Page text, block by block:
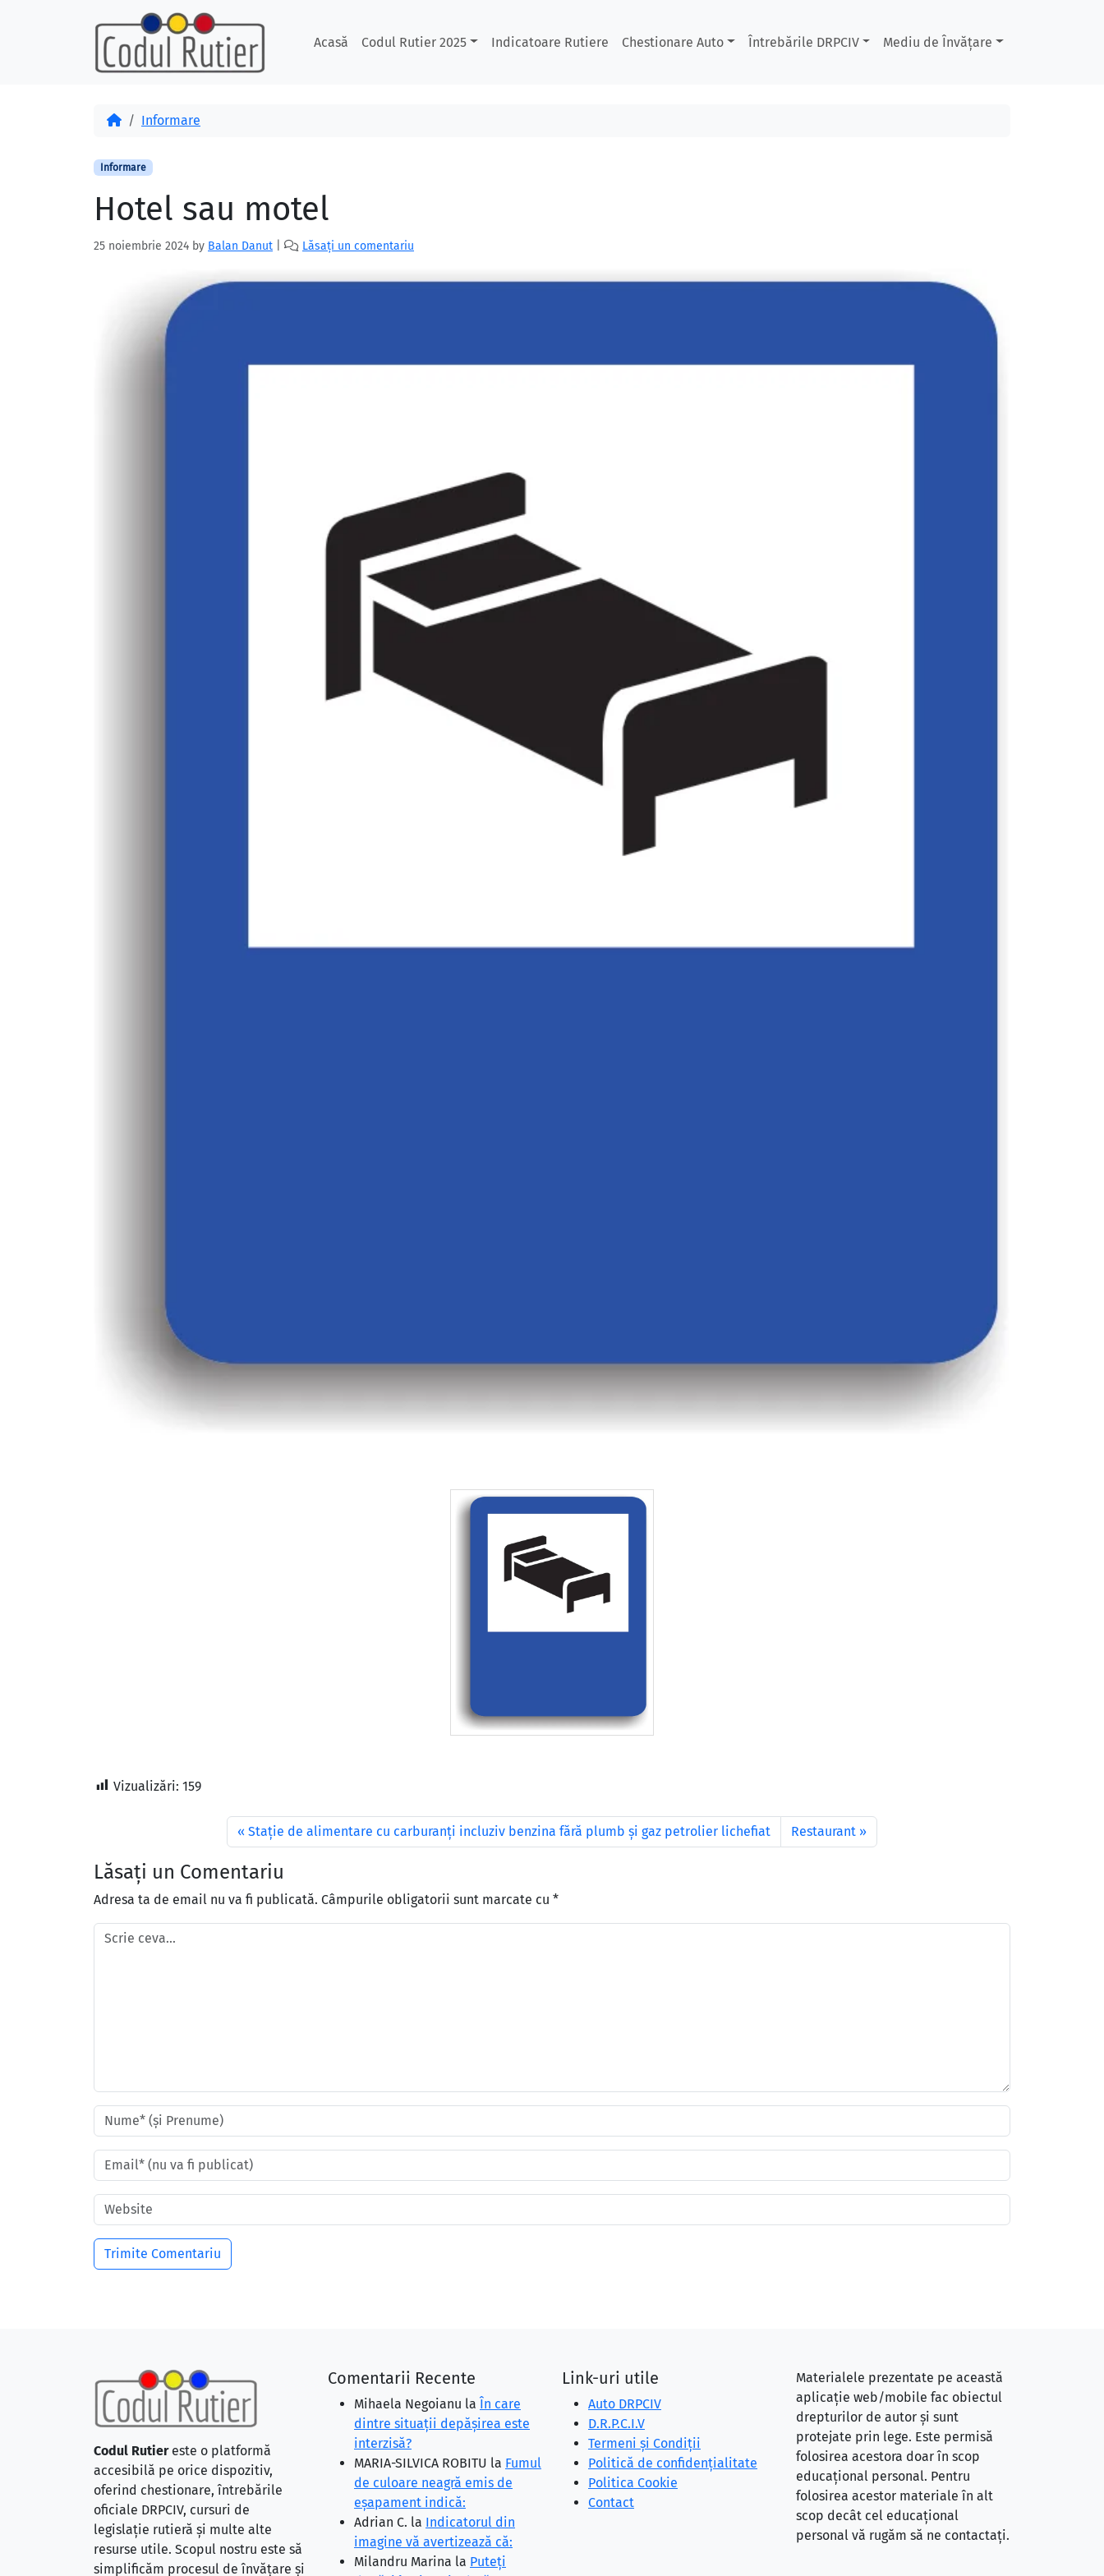
Acasă Codul Rutier 2025 Indicatoare Rutiere Chestionare Auto Întrebările DRPCIV Mediu de Învățare
AcasăInformare
Informare
Hotel sau motel
25 noiembrie 2024 by Balan Danut Lăsați un comentariu
Vizualizări: 159
Stație de alimentare cu carburanți incluziv benzina fără plumb și gaz petrolier lichefiat Restaurant
Lăsați un Comentariu
Adresa ta de email nu va fi publicată. Câmpurile obligatorii sunt marcate cu *
Codul Rutiereste o platformă
accesibilă pe orice dispozitiv,
oferind chestionare, întrebările
oficiale DRPCIV, cursuri de
legislație rutieră și multe alte
resurse utile. Scopul nostru este să
simplificăm procesul de învățare și
Comentarii Recente
Mihaela Negoianu la În care
dintre situaţii depăşirea este
interzisă?
MARIA-SILVICA ROBITU la Fumul
de culoare neagră emis de
eşapament indică:
Adrian C. la Indicatorul din
imagine vă avertizează că:
Milandru Marina la Puteţi
Link-uri utile
Auto DRPCIV
D.R.P.C.I.V
Termeni și Condiții
Politică de confidențialitate
Politica Cookie
Contact
Materialele prezentate pe această
aplicație web/mobile fac obiectul
drepturilor de autor și sunt
protejate prin lege. Este permisă
folosirea acestora doar în scop
educațional personal. Pentru
folosirea acestor materiale în alt
scop decât cel educațional
personal vă rugăm să ne contactați.